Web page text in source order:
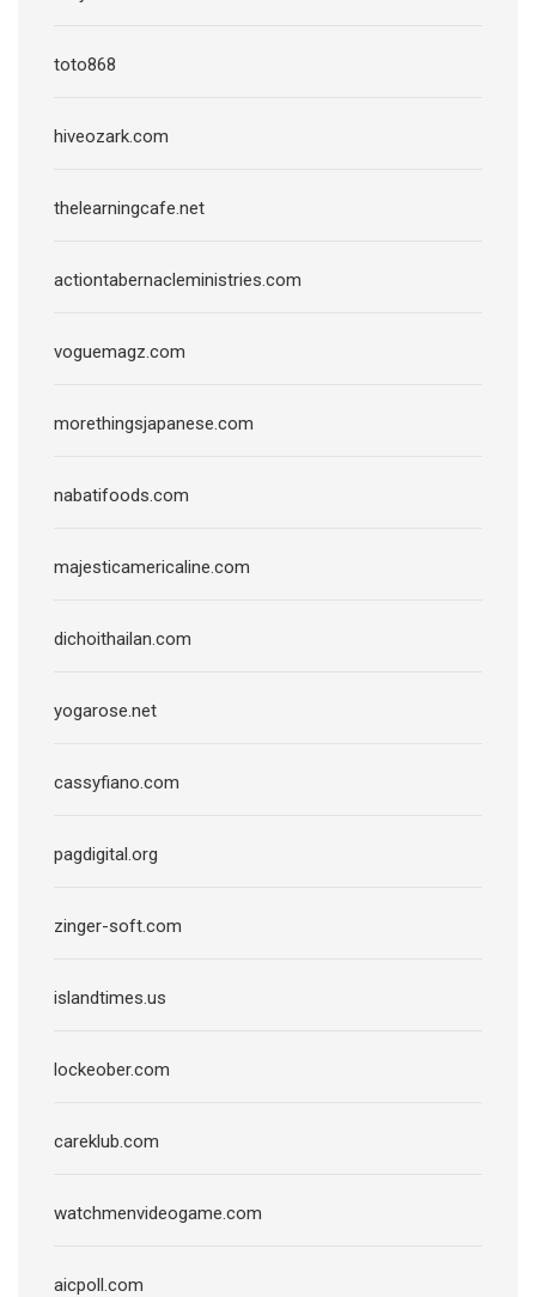
toto868
hiveozark.com
thelearningcafe.net
actiontabernacleministries.com
voguemagz.com
morethingsjapanese.com
nabatifoods.com
majesticamericaline.com
dichoithailan.com
yogarose.net
cassyfiano.com
pagdigital.org
zinger-soft.com
islandtimes.us
lockeober.com
careklub.com
watchmenvideogame.com
aicpoll.com